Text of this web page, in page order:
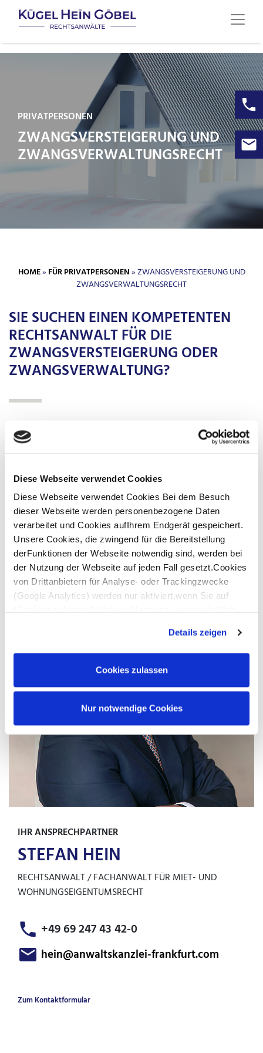
Diese Webseite verwendet Cookies
Diese Webseite verwendet Cookies Bei dem Besuch
dieser Webseite werden personenbezogene Daten
verarbeitet und Cookies aufIhrem Endgerät gespeichert.
Unsere Cookies, die zwingend für die Bereitstellung
derFunktionen der Webseite notwendig sind, werden bei
der Nutzung der Webseite auf jeden Fall gesetzt.Cookies
von Drittanbietern für Analyse- oder Trackingzwecke
(Google Analytics) werden nur aktiviert,wenn Sie auf
Datenschutzerklärung—
Impressum.
Details zeigen
Cookies zulassen
Nur notwendige Cookies
PRIVATPERSONEN
ZWANGSVERSTEIGERUNG UND
ZWANGSVERWALTUNGSRECHT
HOME» FÜR PRIVATPERSONEN» ZWANGSVERSTEIGERUNG UND
ZWANGSVERWALTUNGSRECHT
SIE SUCHEN EINEN KOMPETENTEN
RECHTSANWALT FÜR DIE
ZWANGSVERSTEIGERUNG ODER
ZWANGSVERWALTUNG?
OB SIE BIET-INTERESSENT ODER GLÄUBIGER SIND ODER ES
IHNEN ALS BETROFFENER SCHULDNER NICHT GELINGT,
In jeder Phase der Zwangsversteigerung oder
Zwangsverwaltung beraten und vertreten wir Sie und finden
mit unseren langjährig erfahrenen Rechtsanwälten eine
genau auf Sie abgestimmte Lösung.
IHR ANSPRECHPARTNER
STEFAN HEIN
RECHTSANWALT / FACHANWALT FÜR MIET- UND
WOHNUNGSEIGENTUMSRECHT
+49 69 247 43 42-0
hein@anwaltskanzlei-frankfurt.com
Zum Kontaktformular